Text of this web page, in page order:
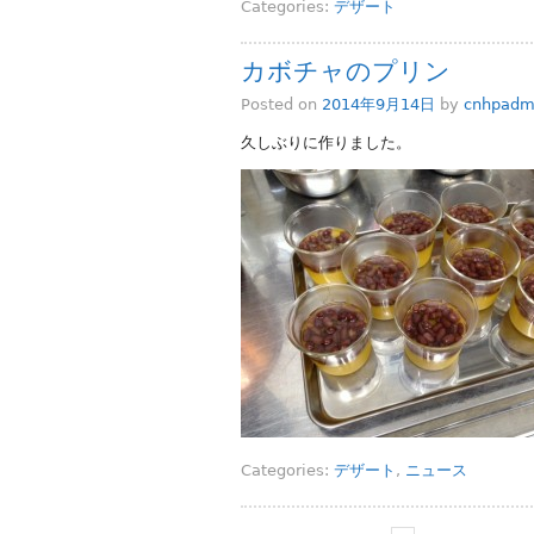
Categories: デザート
カボチャのプリン
Posted on 2014年9月14日 by
久しぶりに作りました。
Categories: デザート , ニュース